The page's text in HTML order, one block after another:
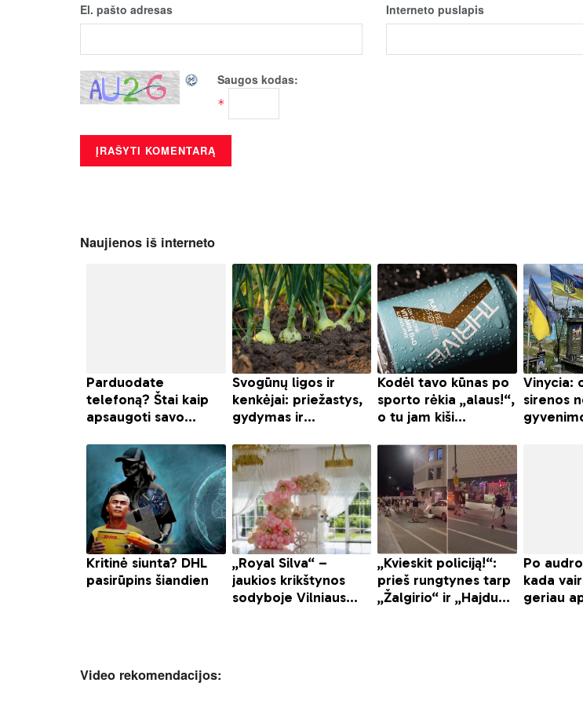
El. pašto adresas Interneto puslapis
Saugos kodas:
*
Naujienos iš interneto
Video rekomendacijos: